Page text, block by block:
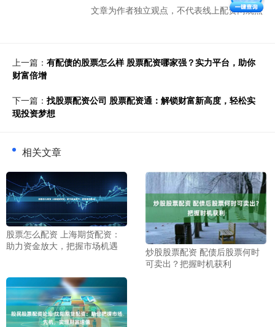
文章为作者独立观点，不代表线上配资网观点
上一篇： 有配债的股票怎么样 股票配资哪家强？实力平台，助你
财富倍增
下一篇： 找股票配资公司 股票配资通：解锁财富新高度，轻松实
现投资梦想
相关文章
股票怎么配资 上海期货配资：
助力资金放大，把握市场机遇
炒股股票配资 配债后股票何时
可卖出？把握时机获利